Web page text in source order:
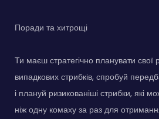
Поради та хитрощі
Ти маєш стратегічно планувати свої
випадкових стрибків, спробуй
і плануй ризикованіші стрибки, які
ніж одну комаху за раз для